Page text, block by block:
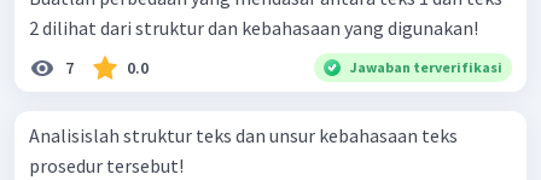
2 dilihat dari struktur dan kebahasaan yang digunakan!
7 0.0 Jawaban terverifikasi
Analisislah struktur teks dan unsur kebahasaan teks
prosedur tersebut!